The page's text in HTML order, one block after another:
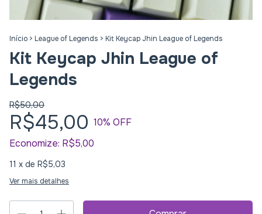
Início > League of Legends > Kit Keycap Jhin League of Legends
Kit Keycap Jhin League of
Legends
R$50,00
R$45,00 10% OFF
Economize: R$5,00
11 x de R$5,03
Ver mais detalhes